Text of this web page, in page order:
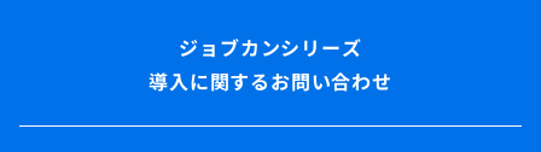
導入に関するお問い合わせ